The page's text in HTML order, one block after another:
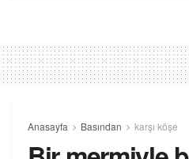
Anasayfa Basından karşı köşe